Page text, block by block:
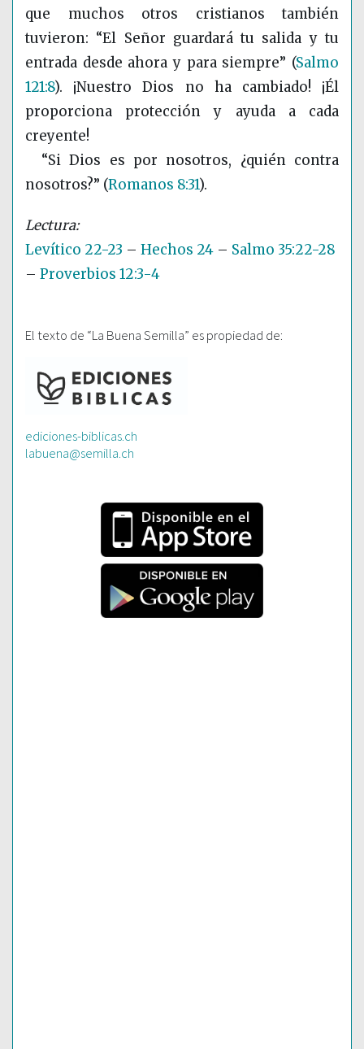
que muchos otros cristianos también
tuvieron: “El Señor guardará tu salida y tu
entrada desde ahora y para siempre” (Salmo
121:8). ¡Nuestro Dios no ha cambiado! ¡Él
proporciona protección y ayuda a cada
creyente!
“Si Dios es por nosotros, ¿quién contra
nosotros?” (Romanos 8:31).
Levítico 22-23 – Hechos 24 – Salmo 35:22-28
– Proverbios 12:3-4
El texto de “La Buena Semilla” es propiedad de:
ediciones-biblicas.ch
labuena@semilla.ch